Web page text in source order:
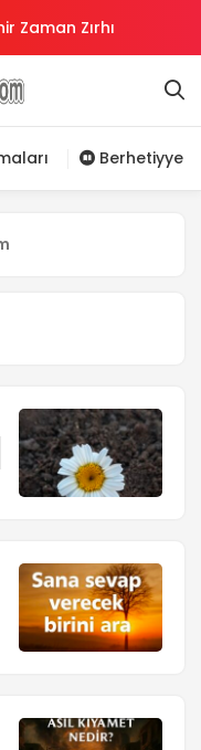
Zaman Zırhı
!
Berhetiyye